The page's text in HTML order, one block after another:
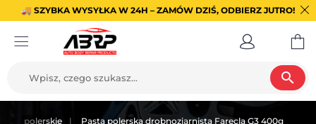
🚚 SZYBKA WYSYŁKA W 24H – ZAMÓW DZIŚ, ODBIERZ JUTRO!
search
polerskie Pasta polerska drobnoziarnista Farecla G3 400g